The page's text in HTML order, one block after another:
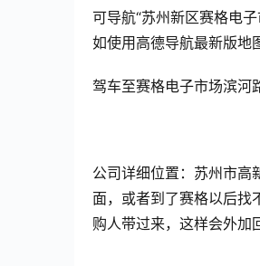
可导航“苏州新区赛格电
如使用高德导航最新版地
驾车至赛格电子市场滨河
公司详细位置：苏州市高
面，或者到了赛格以后找
购人带过来，这样会外加